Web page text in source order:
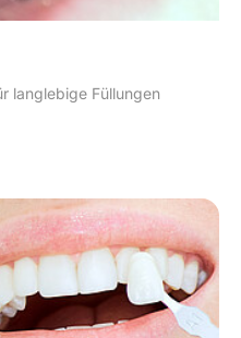
langlebige Füllungen